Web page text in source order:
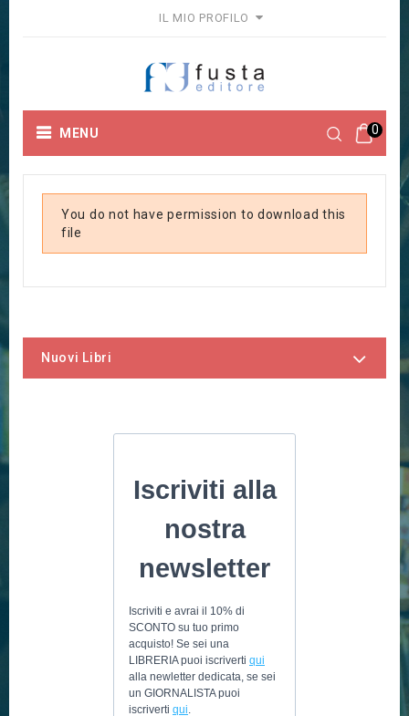
IL MIO PROFILO
0
MENU
You do not have permission to download this
file
Nuovi Libri